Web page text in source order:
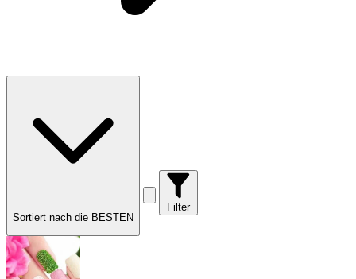
Sortiert nach die BESTEN
Filter